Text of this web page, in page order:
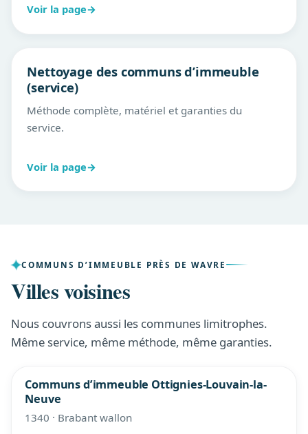
Voir la page→
Nettoyage des communs d’immeuble
(service)
Méthode complète, matériel et garanties du
service.
Voir la page→
COMMUNS D’IMMEUBLE PRÈS DE WAVRE
Villes voisines
Nous couvrons aussi les communes limitrophes.
Même service, même méthode, même garanties.
Communs d’immeuble Ottignies-Louvain-la-
Neuve
1340 · Brabant wallon